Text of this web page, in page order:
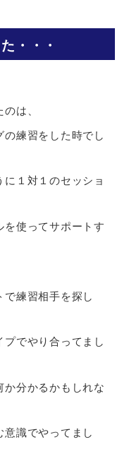
・・・
は、
の練習をした時でし
１対１のセッショ
を使ってサポートす
練習相手を探し
でやり合ってまし
か分かるかもしれな
識でやってまし